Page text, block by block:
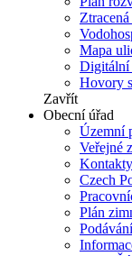
Mapa
Digitální
Hovory
Zavřít
Obecní úřad
Územní
Veřejné
Kontakty
Czech
Plán